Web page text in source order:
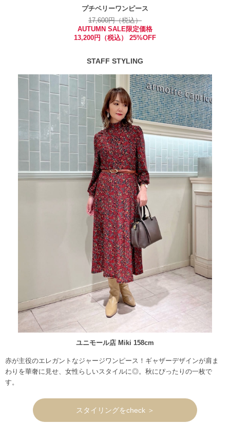
プチベリーワンピース
17,600円（税込）
AUTUMN SALE限定価格
13,200円（税込） 25%OFF
STAFF STYLING
ユニモール店 Miki 158cm
赤が主役のエレガントなジャージワンピース！ギャザーデザインが肩ま
わりを華奢に見せ、女性らしいスタイルに◎。秋にぴったりの一枚で
す。
スタイリングをcheck ＞